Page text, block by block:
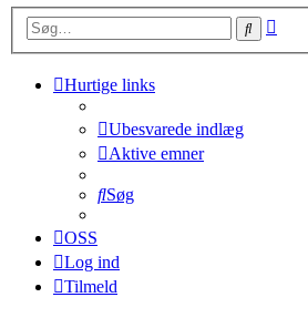
Søg
Hurtige links
Ubesvarede indlæg
Aktive emner
Søg
OSS
Log ind
Tilmeld